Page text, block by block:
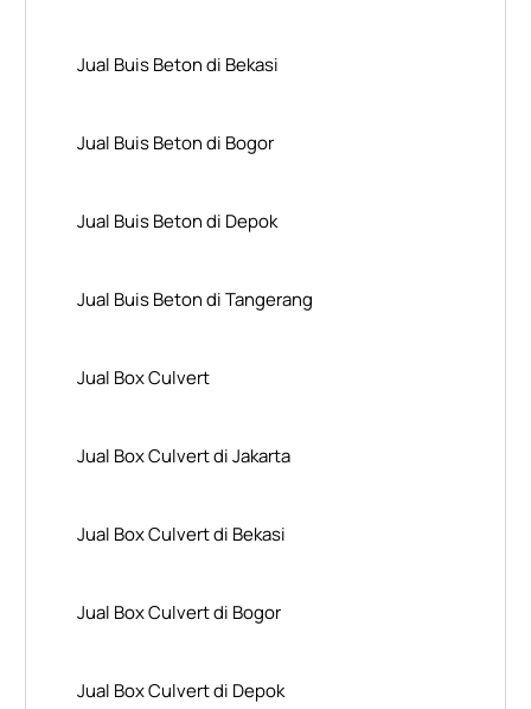
Jual Buis Beton di Bekasi
Jual Buis Beton di Bogor
Jual Buis Beton di Depok
Jual Buis Beton di Tangerang
Jual Box Culvert
Jual Box Culvert di Jakarta
Jual Box Culvert di Bekasi
Jual Box Culvert di Bogor
Jual Box Culvert di Depok